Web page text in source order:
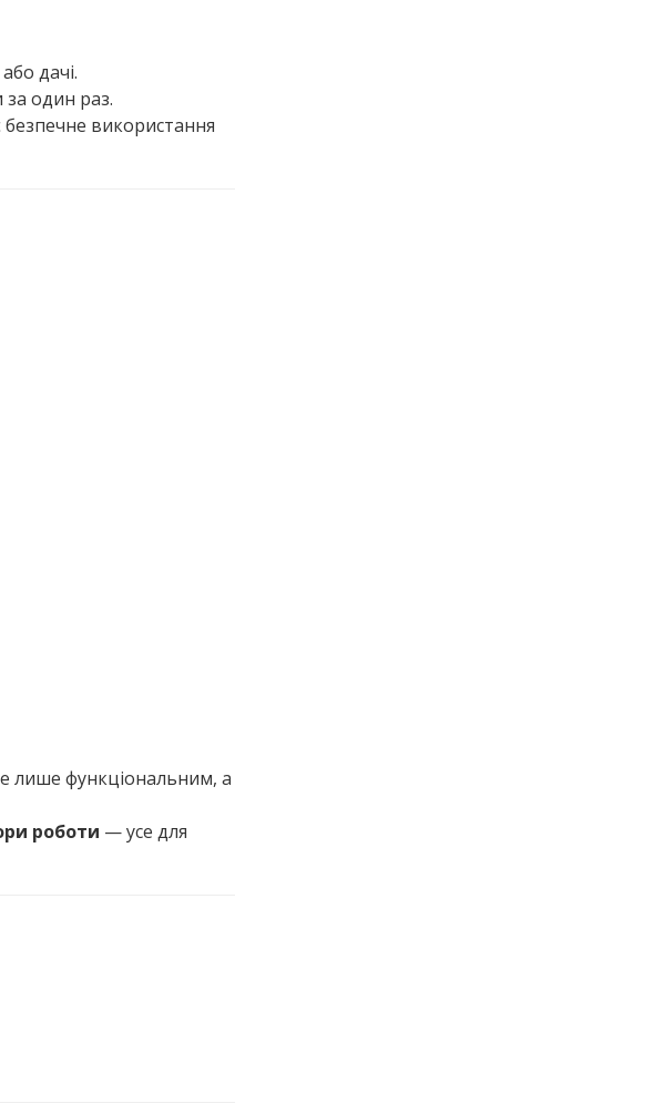
дачі.
за один раз.
безпечне використання
лише функціональним, а
роботи — усе для